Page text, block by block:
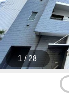
1 / 28